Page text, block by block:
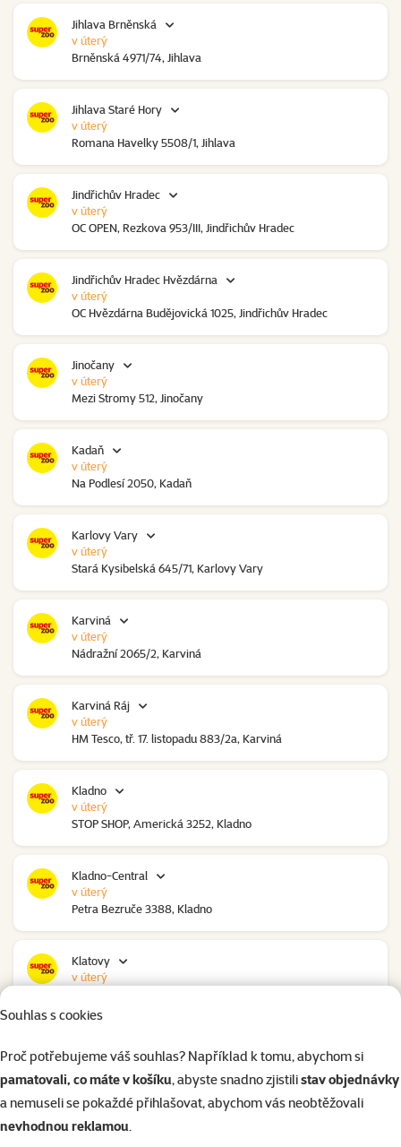
Souhlas s cookies
Proč potřebujeme váš souhlas? Například k tomu, abychom si
pamatovali, co máte v košíku, abyste snadno zjistilistav objednávky
a nemuseli se pokaždé přihlašovat, abychom vás neobtěžovali
nevhodnou reklamou.
Jihlava Brněnská
Brněnská 4971/74, Jihlava
v úterý
Jihlava Staré Hory
Romana Havelky 5508/1, Jihlava
v úterý
Jindřichův Hradec
OC OPEN, Rezkova 953/III, Jindřichův Hradec
v úterý
Jindřichův Hradec Hvězdárna
OC Hvězdárna Budějovická 1025, Jindřichův Hradec
v úterý
Jinočany
Mezi Stromy 512, Jinočany
v úterý
Kadaň
Na Podlesí 2050, Kadaň
v úterý
Karlovy Vary
Stará Kysibelská 645/71, Karlovy Vary
v úterý
Karviná
Nádražní 2065/2, Karviná
v úterý
Karviná Ráj
HM Tesco, tř. 17. listopadu 883/2a, Karviná
v úterý
Kladno
STOP SHOP, Americká 3252, Kladno
v úterý
Kladno-Central
Petra Bezruče 3388, Kladno
v úterý
Klatovy
v úterý
Polepská 979, Kolín
v úterý
Kolín Ovčáry